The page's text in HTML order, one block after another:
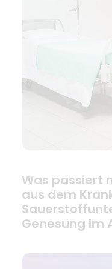
Was passiert
aus dem
Genesung im